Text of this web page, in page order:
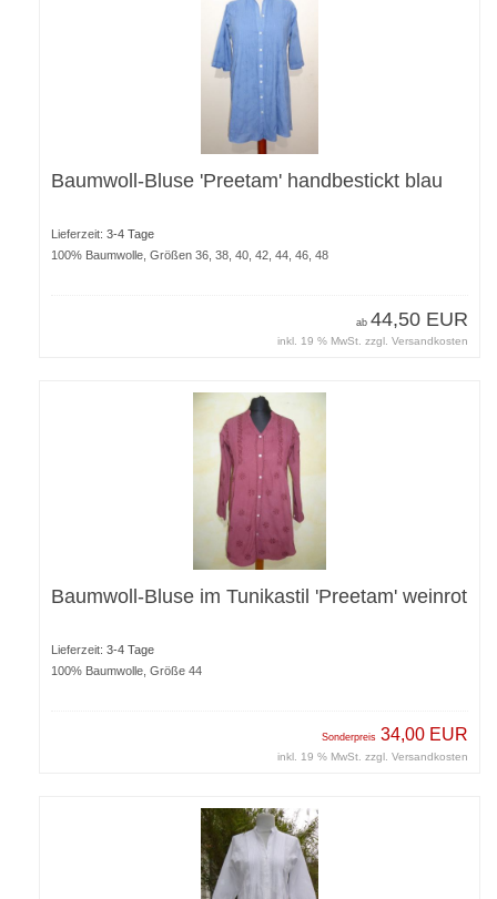
Baumwoll-Bluse 'Preetam' handbestickt blau
Lieferzeit: 3-4 Tage
100% Baumwolle, Größen 36, 38, 40, 42, 44, 46, 48
ab 44,50 EUR
inkl. 19 % MwSt. zzgl. Versandkosten
Baumwoll-Bluse im Tunikastil 'Preetam' weinrot
Lieferzeit: 3-4 Tage
100% Baumwolle, Größe 44
Sonderpreis 34,00 EUR
inkl. 19 % MwSt. zzgl. Versandkosten